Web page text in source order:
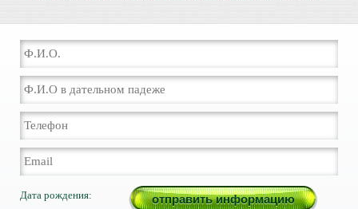
Дата рождения: